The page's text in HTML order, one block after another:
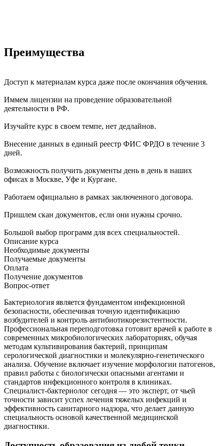
Преимущества
Доступ к материалам курса даже после окончания обучения.
Иммем лицензии на проведение образовательной
деятельности в РФ.
Изучайте курс в своем темпе, нет дедлайнов.
Внесение данных в единый реестр ФИС ФРДО в течение 3
дней.
Возможность получить документы день в день в наших
офисах в Москве, Уфе и Кургане.
Работаем официально в рамках заключенного договора.
Пришлем скан документов, если они нужны срочно.
Большой выбор программ для всех специальностей.
Описание курса
Необходимые документы
Получаемые документы
Оплата
Получение документов
Вопрос-ответ
Бактериология является фундаментом инфекционной
безопасности, обеспечивая точную идентификацию
возбудителей и контроль антибиотикорезистентности.
Профессиональная переподготовка готовит врачей к работе в
современных микробиологических лабораториях, обучая
методам культивирования бактерий, принципам
серологической диагностики и молекулярно-генетического
анализа. Обучение включает изучение морфологии патогенов,
правил работы с биологически опасными агентами и
стандартов инфекционного контроля в клиниках.
Специалист-бактериолог сегодня — это эксперт, от чьей
точности зависит успех лечения тяжелых инфекций и
эффективность санитарного надзора, что делает данную
специальность основой качественной медицинской
диагностики.